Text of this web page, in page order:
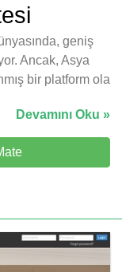
geniş
Ancak, Asya
bir platform ola
Devamını Oku »